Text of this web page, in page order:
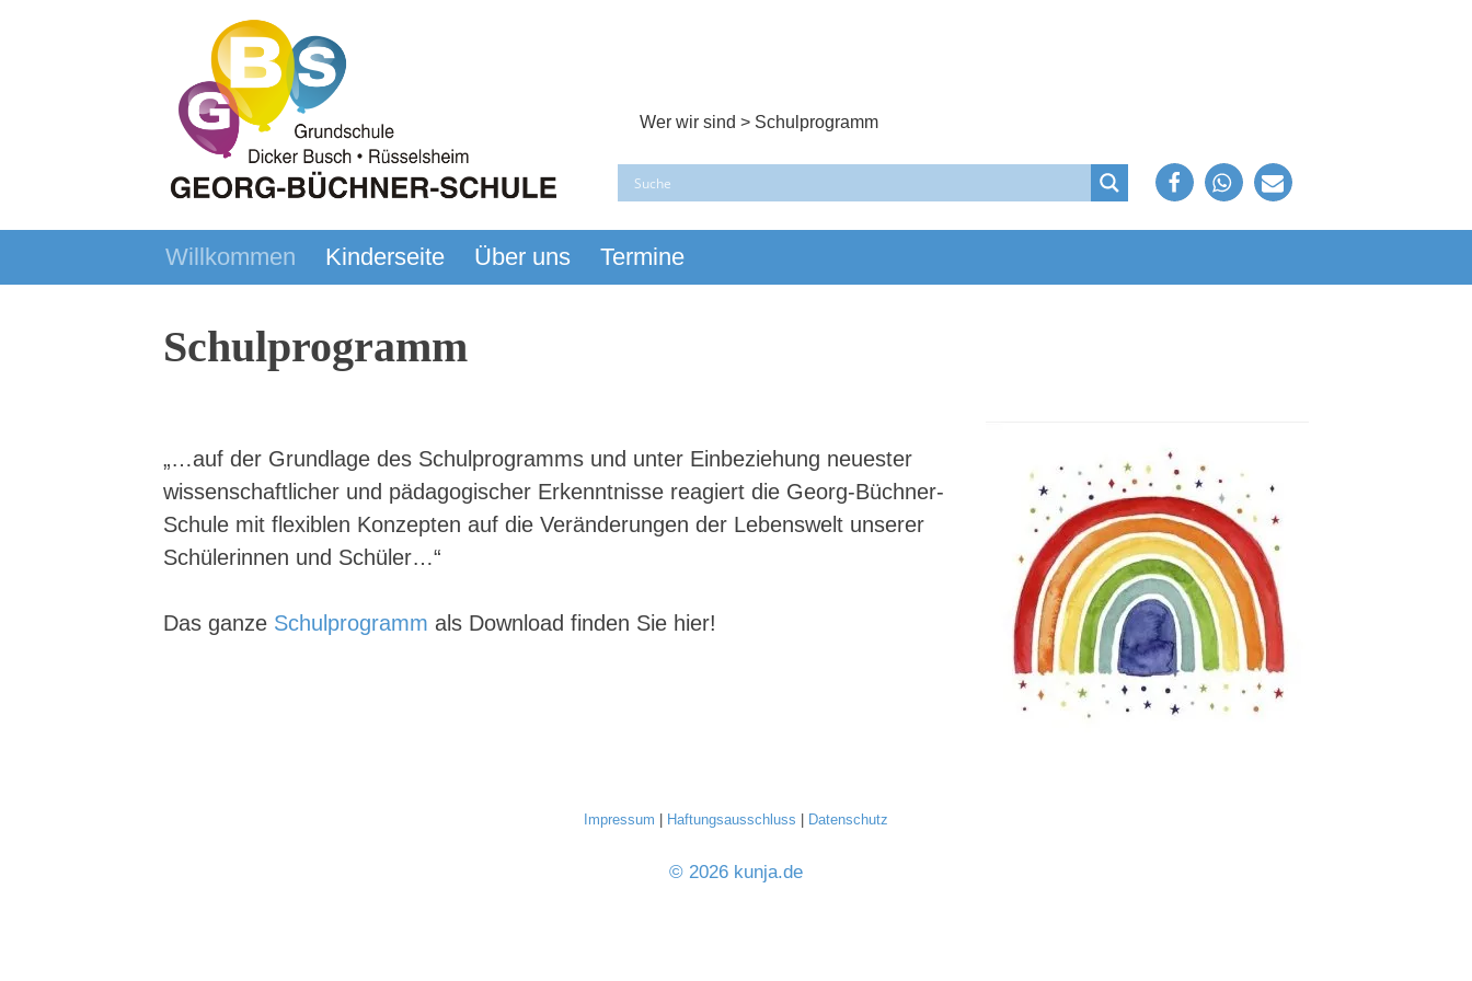
Georg-Büchner-Schule
Grundschule – Rüsselsheim – Dicker Busch
Wer wir sind > Schulprogramm
Willkommen Kinderseite Über uns Termine
Schulprogramm
„…auf der Grundlage des Schulprogramms und unter Einbeziehung neuester
wissenschaftlicher und pädagogischer Erkenntnisse reagiert die Georg-Büchner-
Schule mit flexiblen Konzepten auf die Veränderungen der Lebenswelt unserer
Schülerinnen und Schüler…“
Das ganze Schulprogramm als Download finden Sie hier!
Impressum | Haftungsausschluss | Datenschutz
© 2026 kunja.de